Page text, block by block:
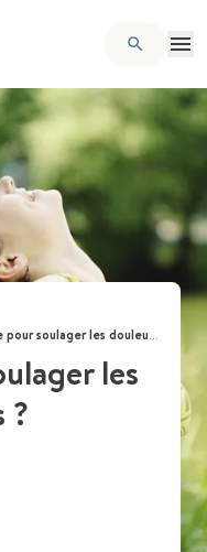
soulager les douleurs dorsales ?
les
?